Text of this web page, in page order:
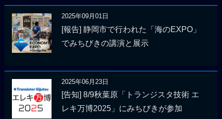
2025年09月01日
[報告] 静岡市で行われた「海のEXPO」
でみちびきの講演と展示
2025年06月23日
[告知] 8/9秋葉原「トランジスタ技術 エ
レキ万博2025」にみちびきが参加